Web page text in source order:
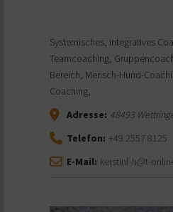
Systemisches, integratives
Teamcoaching,
Bereich, Mensch-Hund-
Coaching,
Adresse: 48493
Telefon: +49 2557 8125
E-Mail: kerstinf-h@t-